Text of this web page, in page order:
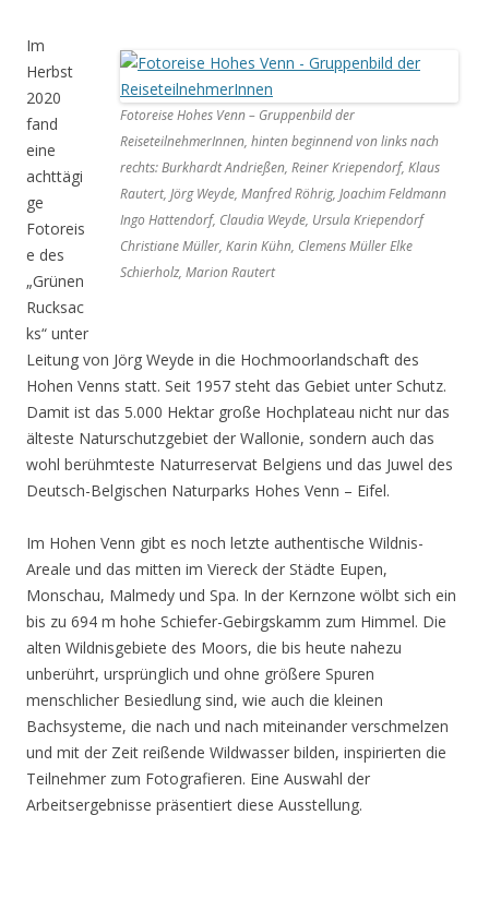
Fotoreise Hohes Venn – Gruppenbild der
ReiseteilnehmerInnen, hinten beginnend von links nach
rechts: Burkhardt Andrießen, Reiner Kriependorf, Klaus
Rautert, Jörg Weyde, Manfred Röhrig, Joachim Feldmann
Ingo Hattendorf, Claudia Weyde, Ursula Kriependorf
Christiane Müller, Karin Kühn, Clemens Müller Elke
Schierholz, Marion Rautert
Im
Herbst
2020
fand
eine
achttägi
ge
Fotoreis
e des
„Grünen
Rucksac
ks“ unter
Leitung von Jörg Weyde in die Hochmoorlandschaft des
Hohen Venns statt. Seit 1957 steht das Gebiet unter Schutz.
Damit ist das 5.000 Hektar große Hochplateau nicht nur das
älteste Naturschutzgebiet der Wallonie, sondern auch das
wohl berühmteste Naturreservat Belgiens und das Juwel des
Deutsch-Belgischen Naturparks Hohes Venn – Eifel.
Im Hohen Venn gibt es noch letzte authentische Wildnis-
Areale und das mitten im Viereck der Städte Eupen,
Monschau, Malmedy und Spa. In der Kernzone wölbt sich ein
bis zu 694 m hohe Schiefer-Gebirgskamm zum Himmel. Die
alten Wildnisgebiete des Moors, die bis heute nahezu
unberührt, ursprünglich und ohne größere Spuren
menschlicher Besiedlung sind, wie auch die kleinen
Bachsysteme, die nach und nach miteinander verschmelzen
und mit der Zeit reißende Wildwasser bilden, inspirierten die
Teilnehmer zum Fotografieren. Eine Auswahl der
Arbeitsergebnisse präsentiert diese Ausstellung.